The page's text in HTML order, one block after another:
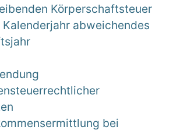
Körperschaftsteuer
Kalenderjahr abweichendes
bei